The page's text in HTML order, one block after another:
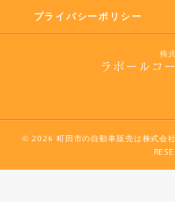
プライバシーポリシー
© 2026 町田市の自動車販売は株式会